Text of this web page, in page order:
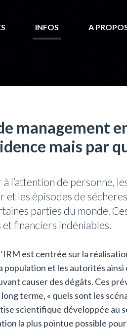
INFOS A
management
mais par
à l’attention de personne,
et les épisodes de
parties du monde.
financiers indéniables.
est centrée sur la
population et les autorités ainsi
causer des dégâts. Ces
long terme, « quels sont les
scientifique développée au
la plus pointue possible